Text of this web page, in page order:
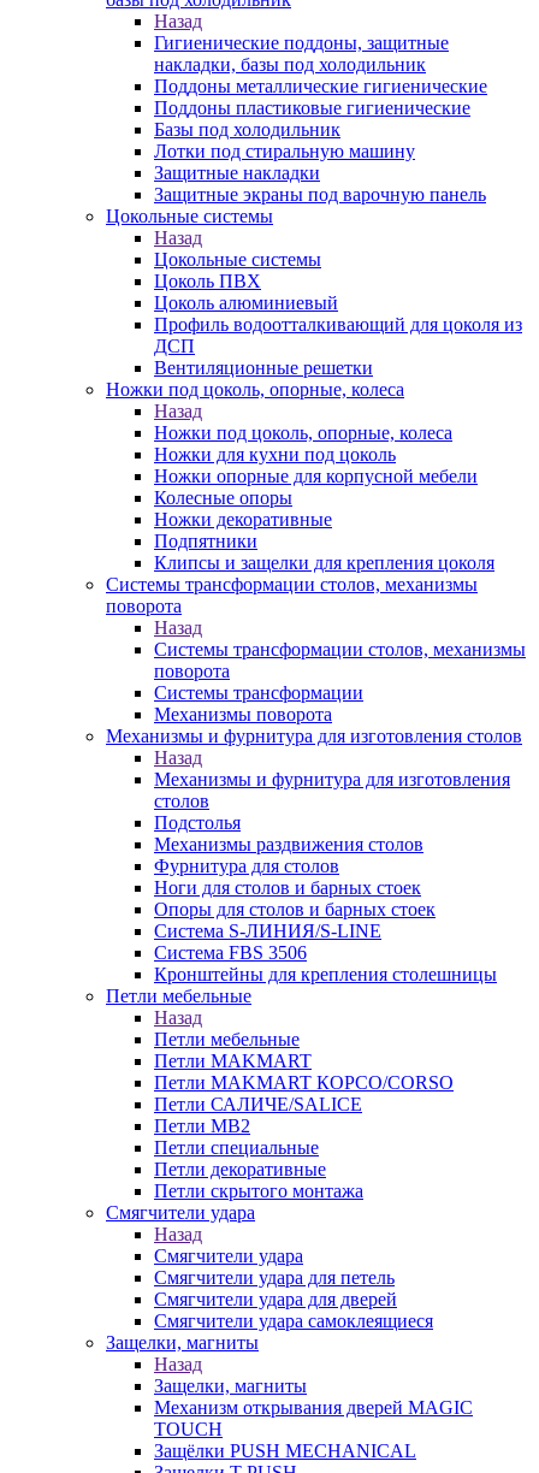
Назад
Гигиенические поддоны, защитные
накладки, базы под холодильник
Поддоны металлические гигиенические
Поддоны пластиковые гигиенические
Базы под холодильник
Лотки под стиральную машину
Защитные накладки
Защитные экраны под варочную панель
Цокольные системы
Назад
Цокольные системы
Цоколь ПВХ
Цоколь алюминиевый
Профиль водоотталкивающий для цоколя из
ДСП
Вентиляционные решетки
Ножки под цоколь, опорные, колеса
Назад
Ножки под цоколь, опорные, колеса
Ножки для кухни под цоколь
Ножки опорные для корпусной мебели
Колесные опоры
Ножки декоративные
Подпятники
Клипсы и защелки для крепления цоколя
Системы трансформации столов, механизмы
поворота
Назад
Системы трансформации столов, механизмы
поворота
Системы трансформации
Механизмы поворота
Механизмы и фурнитура для изготовления столов
Назад
Механизмы и фурнитура для изготовления
столов
Подстолья
Механизмы раздвижения столов
Фурнитура для столов
Ноги для столов и барных стоек
Опоры для столов и барных стоек
Система S-ЛИНИЯ/S-LINE
Система FBS 3506
Кронштейны для крепления столешницы
Петли мебельные
Назад
Петли мебельные
Петли MAKMART
Петли MAKMART КОРСО/CORSO
Петли САЛИЧЕ/SALICE
Петли MB2
Петли специальные
Петли декоративные
Петли скрытого монтажа
Смягчители удара
Назад
Смягчители удара
Смягчители удара для петель
Смягчители удара для дверей
Cмягчители удара самоклеящиеся
Защелки, магниты
Назад
Защелки, магниты
Механизм открывания дверей MAGIC
TOUCH
Защёлки PUSH MECHANICAL